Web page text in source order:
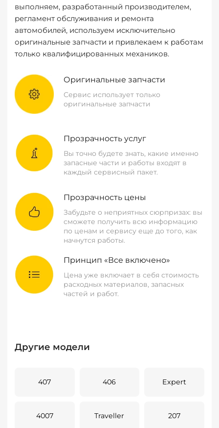
выполняем, разработанный производителем,
регламент обслуживания и ремонта
автомобилей, используем исключительно
оригинальные запчасти и привлекаем к работам
только квалифицированных механиков.
Оригинальные запчасти
Сервис использует только
оригинальные запчасти
Прозрачность услуг
Вы точно будете знать, какие именно
запасные части и работы входят в
каждый сервисный пакет.
Прозрачность цены
Забудьте о неприятных сюрпризах: вы
сможете получить всю информацию
по ценам и сервису еще до того, как
начнутся работы.
Принцип «Все включено»
Цена уже включает в себя стоимость
расходных материалов, запасных
частей и работ.
Другие модели
407 406 Expert
4007 Traveller 207